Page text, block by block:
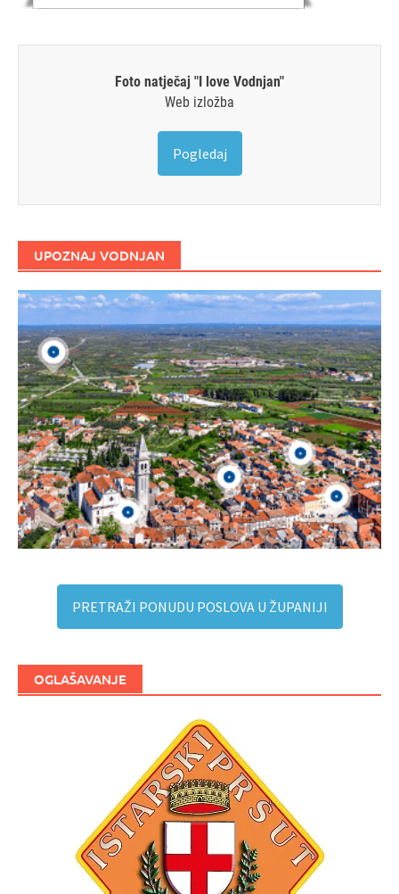
Foto natječaj "I love Vodnjan"
Web izložba
Pogledaj
UPOZNAJ VODNJAN
PRETRAŽI PONUDU POSLOVA U ŽUPANIJI
OGLAŠAVANJE